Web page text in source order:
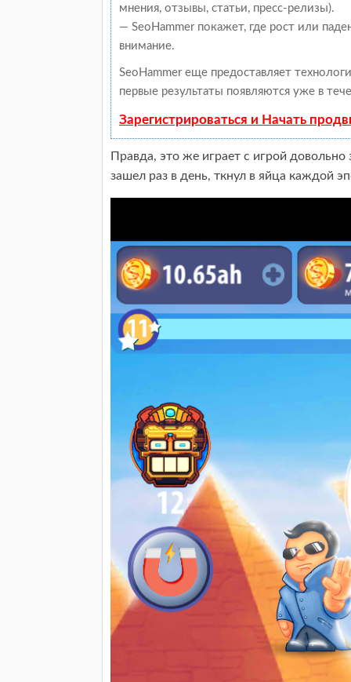
мнения, отзывы, статьи, пресс-релизы).
— SeoHammer покажет, где рост или
внимание.
SeoHammer еще предоставляет
первые результаты появляются уже в
Зарегистрироваться и Начать
Правда, это же играет с игрой
зашел раз в день, ткнул в яйца каждой